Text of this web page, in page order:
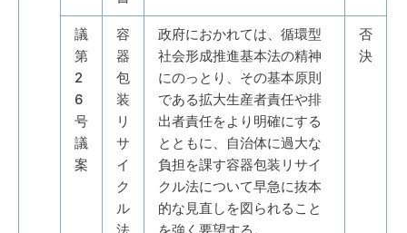
議
第
2
6
号
議
案
容
器
包
装
リ
サ
イ
ク
ル
政府におかれては、循環型
社会形成推進基本法の精神
にのっとり、その基本原則
である拡大生産者責任や排
出者責任をより明確にする
とともに、自治体に過大な
負担を課す容器包装リサイ
クル法について早急に抜本
的な見直しを図られること
否
決